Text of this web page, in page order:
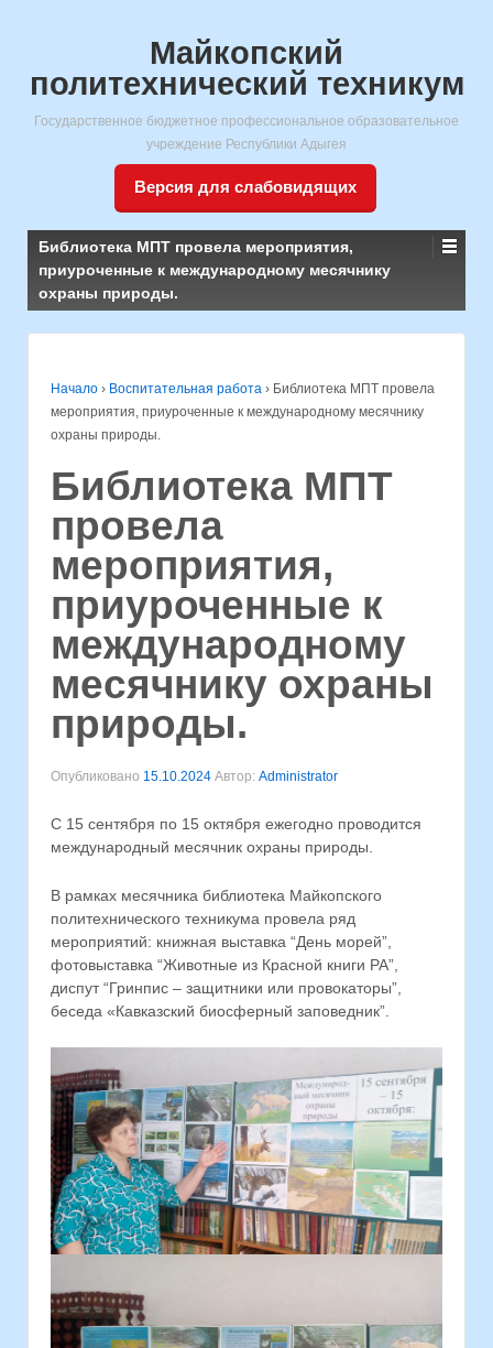
Майкопский
политехнический техникум
Государственное бюджетное профессиональное образовательное
учреждение Республики Адыгея
Версия для слабовидящих
Библиотека МПТ провела мероприятия,
приуроченные к международному месячнику
охраны природы.
Начало › Воспитательная работа › Библиотека МПТ провела
мероприятия, приуроченные к международному месячнику
охраны природы.
Библиотека МПТ
провела
мероприятия,
приуроченные к
международному
месячнику охраны
природы.
Опубликовано 15.10.2024 Автор: Administrator
С 15 сентября по 15 октября ежегодно проводится
международный месячник охраны природы.
В рамках месячника библиотека Майкопского
политехнического техникума провела ряд
мероприятий: книжная выставка “День морей”,
фотовыставка “Животные из Красной книги РА”,
диспут “Гринпис – защитники или провокаторы”,
беседа «Кавказский биосферный заповедник”.